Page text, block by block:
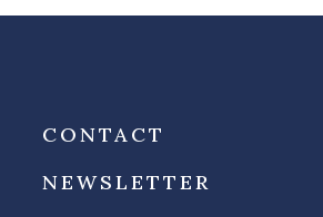
CONTACT
NEWSLETTER